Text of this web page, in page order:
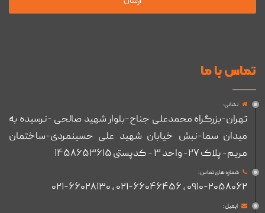
تماس با ما
نشانی :
تهران-بزرگراه محمدعلی جناح-بلوار شهید صالحی -نرسیده به
میدان سما-نبش خیابان شهید علی حسینمردی-ساختمان
مریم- پلاک ۲۷- واحد ۳ - کدپستی ۱۴۵۸۶۵۳۶۱۵
شماره های تماس :
۰۹۱۰-۲۰۵۸۰۶۲ , ۰۲۱-۶۶۰۴۶۴۵۶ , ۰۲۱-۶۶۰۲۸۱۳۰
ایمیل :